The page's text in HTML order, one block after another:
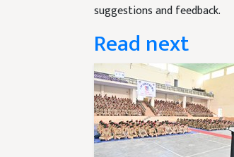
Read next